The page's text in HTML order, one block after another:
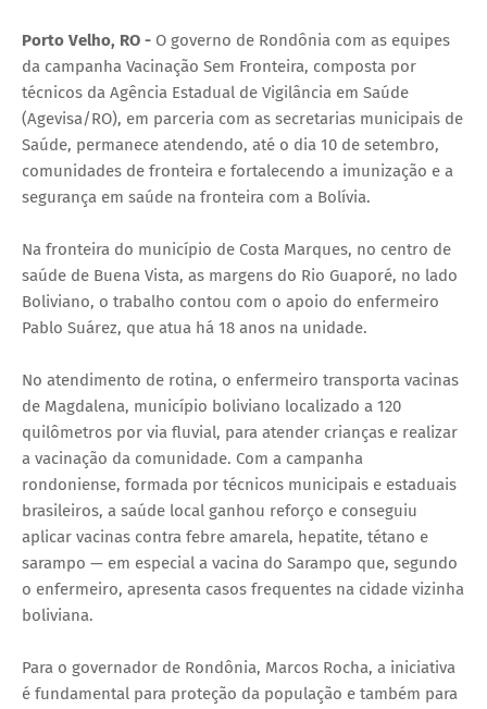
Porto Velho, RO - O governo de Rondônia com as equipes
da campanha Vacinação Sem Fronteira, composta por
técnicos da Agência Estadual de Vigilância em Saúde
(Agevisa/RO), em parceria com as secretarias municipais de
Saúde, permanece atendendo, até o dia 10 de setembro,
comunidades de fronteira e fortalecendo a imunização e a
segurança em saúde na fronteira com a Bolívia.
Na fronteira do município de Costa Marques, no centro de
saúde de Buena Vista, as margens do Rio Guaporé, no lado
Boliviano, o trabalho contou com o apoio do enfermeiro
Pablo Suárez, que atua há 18 anos na unidade.
No atendimento de rotina, o enfermeiro transporta vacinas
de Magdalena, município boliviano localizado a 120
quilômetros por via fluvial, para atender crianças e realizar
a vacinação da comunidade. Com a campanha
rondoniense, formada por técnicos municipais e estaduais
brasileiros, a saúde local ganhou reforço e conseguiu
aplicar vacinas contra febre amarela, hepatite, tétano e
sarampo — em especial a vacina do Sarampo que, segundo
o enfermeiro, apresenta casos frequentes na cidade vizinha
boliviana.
Para o governador de Rondônia, Marcos Rocha, a iniciativa
é fundamental para proteção da população e também para